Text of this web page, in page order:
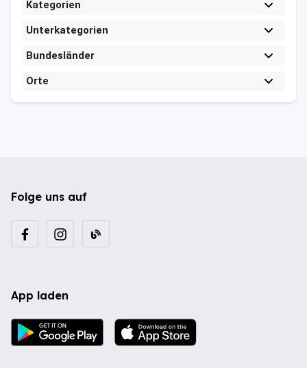
Kategorien
Unterkategorien
Bundesländer
Orte
Folge uns auf
App laden